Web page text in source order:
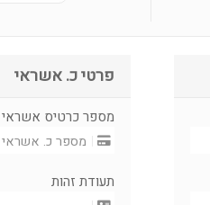
פרטי כ. אשראי
מספר כרטיס אשראי
תעודת זהות